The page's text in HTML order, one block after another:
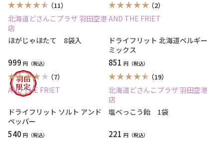
（11）
北海道どさんこプラザ 羽田空港
店
ほがじゃほたて 8袋入
999 円
（2）
AND THE FRIET
ドライフリット 北海道ベルギー
ミックス
851 円
（7）
AND THE FRIET
ドライフリット ソルト アンド
ペッパー
540 円
（19）
北海道どさんこプラザ 羽田空港
店
塩べっこう飴 1袋
221 円